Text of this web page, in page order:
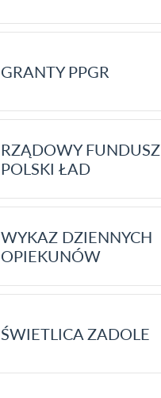
GRANTY PPGR
RZĄDOWY FUNDUSZ
POLSKI ŁAD
WYKAZ DZIENNYCH
OPIEKUNÓW
ŚWIETLICA ZADOLE